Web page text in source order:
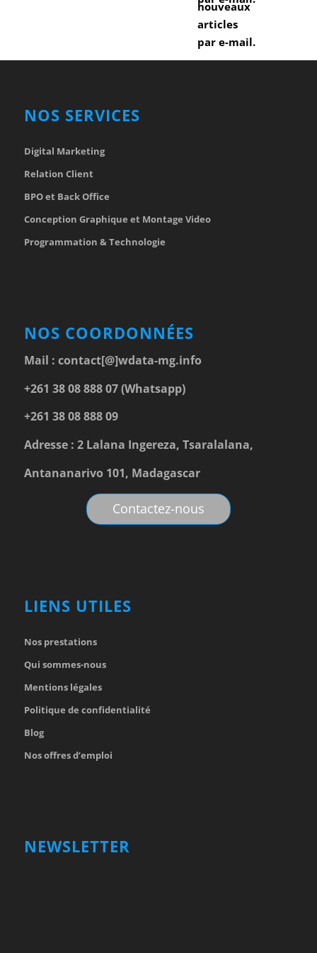
nouveaux
articles
par e-mail.
NOS SERVICES
Digital Marketing
Relation Client
BPO et Back Office
Conception Graphique et Montage Video
Programmation & Technologie
NOS COORDONNÉES
Mail : contact[@]wdata-mg.info
+261 38 08 888 07 (Whatsapp)
+261 38 08 888 09
Adresse : 2 Lalana Ingereza, Tsaralalana,
Antananarivo 101, Madagascar
Contactez-nous
LIENS UTILES
Nos prestations
Qui sommes-nous
Mentions légales
Politique de confidentialité
Blog
Nos offres d’emploi
NEWSLETTER